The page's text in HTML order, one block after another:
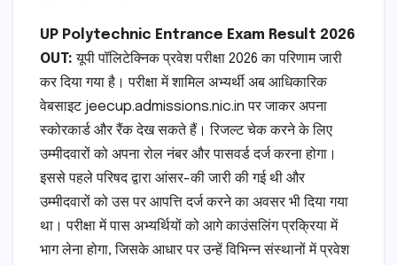
UP Polytechnic Entrance Exam Result 2026
OUT:यूपी पॉलिटेक्निक प्रवेश परीक्षा 2026 का परिणाम जारी
कर दिया गया है। परीक्षा में शामिल अभ्यर्थी अब आधिकारिक
वेबसाइट jeecup.admissions.nic.in पर जाकर अपना
स्कोरकार्ड और रैंक देख सकते हैं। रिजल्ट चेक करने के लिए
उम्मीदवारों को अपना रोल नंबर और पासवर्ड दर्ज करना होगा।
इससे पहले परिषद द्वारा आंसर-की जारी की गई थी और
उम्मीदवारों को उस पर आपत्ति दर्ज करने का अवसर भी दिया गया
था। परीक्षा में पास अभ्यर्थियों को आगे काउंसलिंग प्रक्रिया में
भाग लेना होगा, जिसके आधार पर उन्हें विभिन्न संस्थानों में प्रवेश